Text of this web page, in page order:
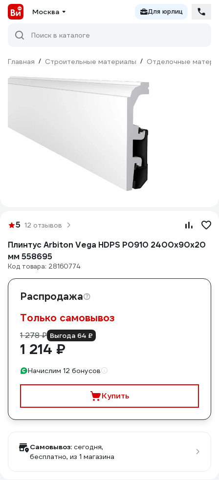
Москва Для юрлиц
Поиск в каталоге
Главная / Строительные материалы / Отделочные
5 12 отзывов
Плинтус Arbiton Vega HDPS P0910 2400x90x20
мм 558695
Код товара: 28160774
Распродажа
Только самовывоз
1 278 ₽ Выгода 64 ₽
1 214 ₽
Начислим 12 бонусов
Купить
Самовывоз: сегодня,
бесплатно, из 1 магазина